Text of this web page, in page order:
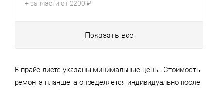
+ запчасти от 2200 ₽
Показать все
В прайс-листе указаны минимальные цены. Стоимость
ремонта планшета определяется индивидуально после